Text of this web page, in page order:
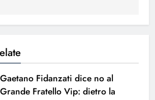
Gaetano Fidanzati dice no al
Grande Fratello Vip: dietro la